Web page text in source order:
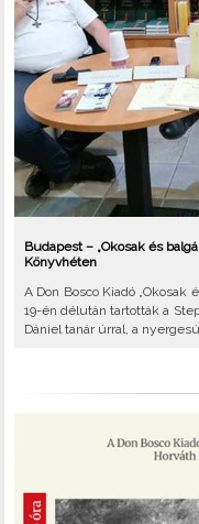
Budapest – „Okosak és
Könyvhéten
A Don Bosco Kiadó
19-én délután tartották a
Dániel tanár úrral, a